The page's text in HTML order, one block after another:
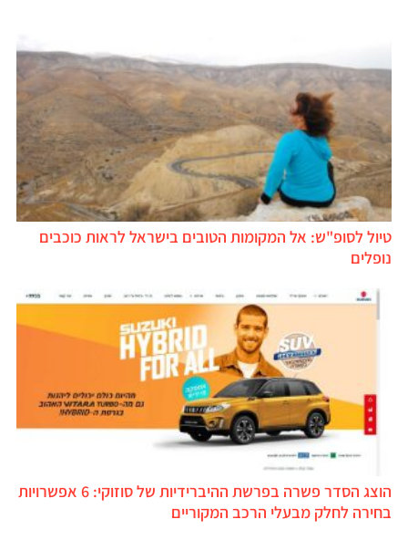
טיול לסופ"ש: אל המקומות הטובים בישראל לראות כוכבים
נופלים
הוצג הסדר פשרה בפרשת ההיברידיות של סוזוקי: 6 אפשרויות
בחירה לחלק מבעלי הרכב המקוריים